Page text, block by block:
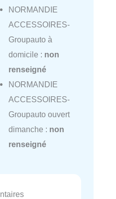
NORMANDIE
ACCESSOIRES-
Groupauto à
domicile : non
renseigné
NORMANDIE
ACCESSOIRES-
Groupauto ouvert
dimanche : non
renseigné